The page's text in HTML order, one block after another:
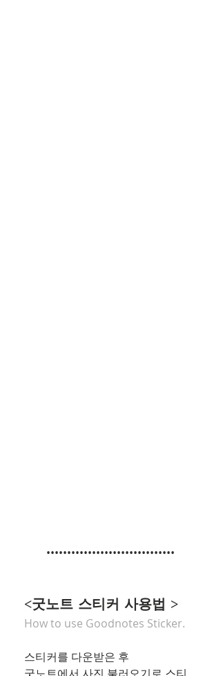
•••••••••••••••••••••••••••••••
<굿노트 스티커 사용법 >
How to use Goodnotes Sticker.
스티커를 다운받은 후